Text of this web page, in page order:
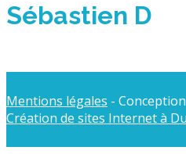
Sébastien D
Mentions légales -
Création de sites Internet à